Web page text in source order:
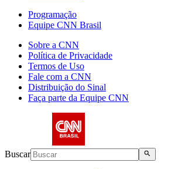
Programação
Equipe CNN Brasil
Sobre a CNN
Política de Privacidade
Termos de Uso
Fale com a CNN
Distribuição do Sinal
Faça parte da Equipe CNN
Buscar